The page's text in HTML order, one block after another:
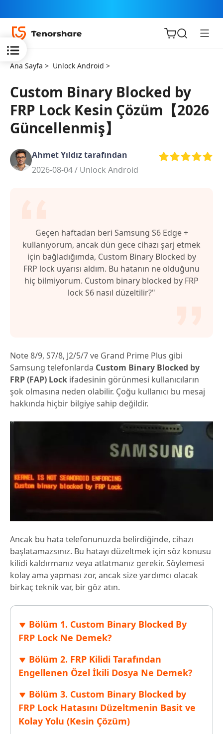
iOS için
ReiBoot
Tenorshare
PDNob
Ana Sayfa > Unlock Android >
Custom Binary Blocked by
FRP Lock Kesin Çözüm【2026
Güncellenmiş】
Ahmet Yıldız tarafından
2026-08-04 / Unlock Android
Geçen haftadan beri Samsung S6 Edge +
kullanıyorum, ancak dün gece cihazı şarj etmek
için bağladığımda, Custom Binary Blocked by
FRP lock uyarısı aldım. Bu hatanın ne olduğunu
hiç bilmiyorum. Custom binary blocked by FRP
lock S6 nasıl düzeltilir?"
Note 8/9, S7/8, J2/5/7 ve Grand Prime Plus gibi
Samsung telefonlarda Custom Binary Blocked by
FRP (FAP) Lock ifadesinin görünmesi kullanıcıların
şok olmasına neden olabilir. Çoğu kullanıcı bu mesaj
hakkında hiçbir bilgiye sahip değildir.
Ancak bu hata telefonunuzda belirdiğinde, cihazı
başlatamazsınız. Bu hatayı düzeltmek için söz konusu
kilidi kaldırmanız veya atlatmanız gerekir. Söylemesi
kolay ama yapması zor, ancak size yardımcı olacak
birkaç teknik var, bir göz atın.
Bölüm 1. Custom Binary Blocked By
FRP Lock Ne Demek?
Bölüm 2. FRP Kilidi Tarafından
Engellenen Özel İkili Dosya Ne Demek?
Bölüm 3. Custom Binary Blocked by
FRP Lock Hatasını Düzeltmenin Basit ve
Kolay Yolu (Kesin Çözüm)